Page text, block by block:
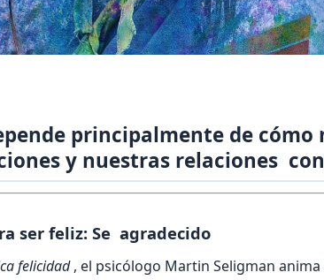
principalmente de cómo
y nuestras relaciones
ser feliz: Se agradecido
felicidad, el psicólogo Martin Seligman